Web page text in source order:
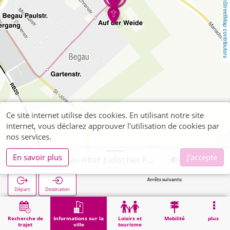
OpenStreetMap contributors
Recherche de
trajet
Informations sur la
ville
Loisirs et
tourisme
Mobilité plus
Départ Destination
Arrêts suivants:
Démarrage Informations sur la ville Alsdorf, Begau Alter Jüdischer Friedhof
Ce site internet utilise des cookies. En utilisant notre site
internet, vous déclarez approuver l'utilisation de cookies par
nos services.
En savoir plus
J'accepte